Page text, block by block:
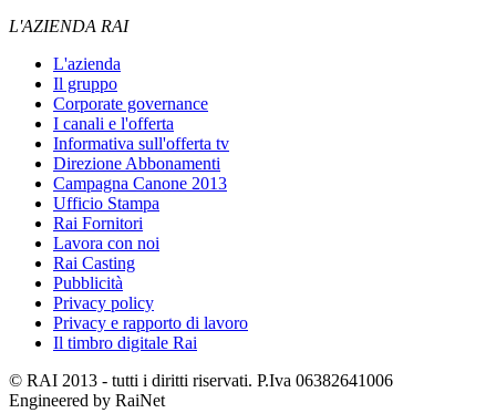
L'AZIENDA RAI
L'azienda
Il gruppo
Corporate governance
I canali e l'offerta
Informativa sull'offerta tv
Direzione Abbonamenti
Campagna Canone 2013
Ufficio Stampa
Rai Fornitori
Lavora con noi
Rai Casting
Pubblicità
Privacy policy
Privacy e rapporto di lavoro
Il timbro digitale Rai
© RAI 2013 - tutti i diritti riservati. P.Iva 06382641006
Engineered by RaiNet